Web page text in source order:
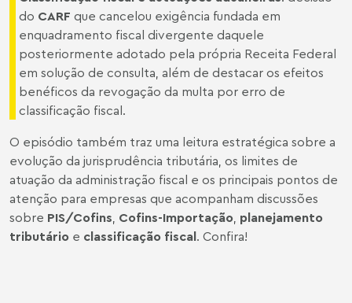
do CARF que cancelou exigência fundada em
enquadramento fiscal divergente daquele
posteriormente adotado pela própria Receita Federal
em solução de consulta, além de destacar os efeitos
benéficos da revogação da multa por erro de
classificação fiscal.
O episódio também traz uma leitura estratégica sobre a
evolução da jurisprudência tributária, os limites de
atuação da administração fiscal e os principais pontos de
atenção para empresas que acompanham discussões
sobre PIS/Cofins Cofins-Importação planejamento
tributário e classificação fiscal. Confira!